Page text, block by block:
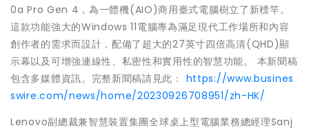
0a Pro Gen 4，為一體機(AIO)商用臺式電腦樹立了新標竿。
這款功能強大的Windows 11電腦專為滿足現代工作場所和內容
創作者的需求而設計，配備了超大的27英寸四倍高清(QHD)顯
示幕以及可增強連線性、私密性和實用性的智慧功能。 本新聞稿
包含多媒體資訊。完整新聞稿請見此： https://www.busines
swire.com/news/home/20230926708951/zh-HK/
Lenovo副總裁兼智慧裝置集團全球桌上型電腦業務總經理Sanj